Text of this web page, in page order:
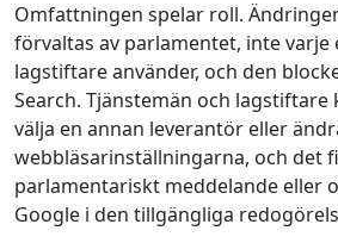
Omfattningen spelar roll.
förvaltas av parlamentet, inte varje
lagstiftare använder, och den
Search. Tjänstemän och
välja en annan leverantör eller
webbläsarinställningarna, och det
parlamentariskt meddelande eller
Google i den tillgängliga